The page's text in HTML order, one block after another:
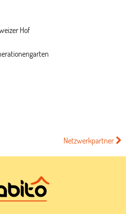
Hof
Netzwerkpartner >